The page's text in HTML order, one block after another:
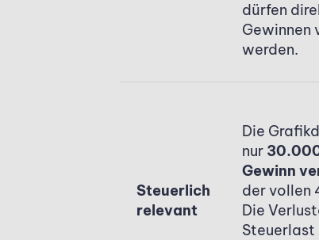
dürfen
Gewinnen
werden.
Steuerlich
relevant
Die
nur
Gewinn
der vollen
Die
Steuerlast